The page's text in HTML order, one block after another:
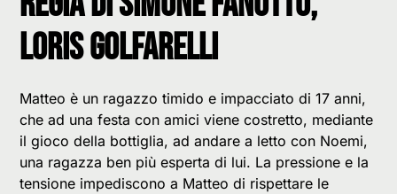
Loris Golfarelli
Matteo è un ragazzo timido e impacciato di 17 anni,
che ad una festa con amici viene costretto, mediante
il gioco della bottiglia, ad andare a letto con Noemi,
una ragazza ben più esperta di lui. La pressione e la
tensione impediscono a Matteo di rispettare le